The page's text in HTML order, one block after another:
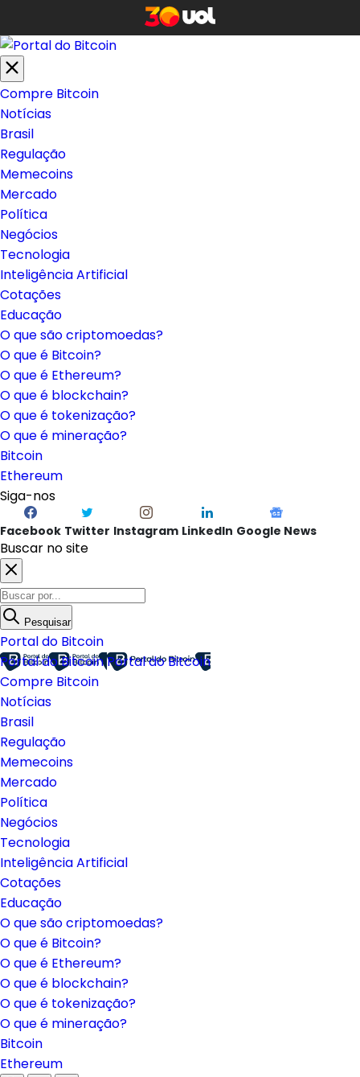
Compre Bitcoin
Notícias
Brasil
Regulação
Memecoins
Mercado
Política
Negócios
Tecnologia
Inteligência Artificial
Cotações
Educação
O que são criptomoedas?
O que é Bitcoin?
O que é Ethereum?
O que é blockchain?
O que é tokenização?
O que é mineração?
Bitcoin
Ethereum
Siga-nos
Facebook Twitter Instagram LinkedIn Google News
Buscar no site
Pesquisar
Portal do Bitcoin
Portal do BitcoinPortal do Bitcoin
Compre Bitcoin
Notícias
Brasil
Regulação
Memecoins
Mercado
Política
Negócios
Tecnologia
Inteligência Artificial
Cotações
Educação
O que são criptomoedas?
O que é Bitcoin?
O que é Ethereum?
O que é blockchain?
O que é tokenização?
O que é mineração?
Bitcoin
Ethereum